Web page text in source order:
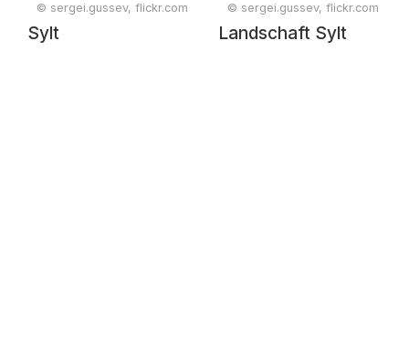
© sergei.gussev, flickr.com
Sylt
© sergei.gussev, flickr.com
Landschaft Sylt